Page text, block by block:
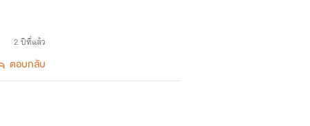
2 ปีที่แล้ว
ตอบกลับ